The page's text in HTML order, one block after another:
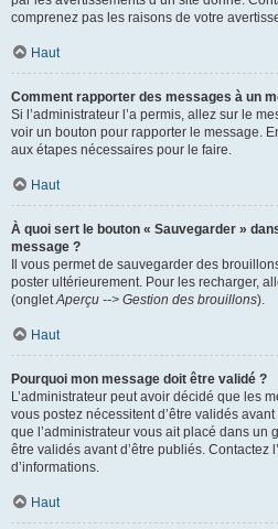
comprenez pas les raisons de votre
Haut
Comment rapporter des messages à un
Si l’administrateur l’a permis, allez sur le
voir un bouton pour rapporter le message.
aux étapes nécessaires pour le faire.
Haut
À quoi sert le bouton « Sauvegarder »
message ?
Il vous permet de sauvegarder des
poster ultérieurement. Pour les recharger,
(ongletAperçu --> Gestion des brouillons).
Haut
Pourquoi mon message doit être validé ?
L’administrateur peut avoir décidé que les
vous postez nécessitent d’être validés
que l’administrateur vous ait placé dans un
être validés avant d’être publiés. Contactez
d’informations.
Haut